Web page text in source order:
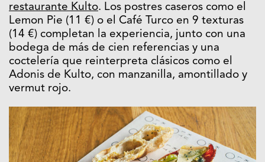
restaurante Kulto. Los postres caseros como el
Lemon Pie (11 €) o el Café Turco en 9 texturas
(14 €) completan la experiencia, junto con una
bodega de más de cien referencias y una
coctelería que reinterpreta clásicos como el
Adonis de Kulto, con manzanilla, amontillado y
vermut rojo.